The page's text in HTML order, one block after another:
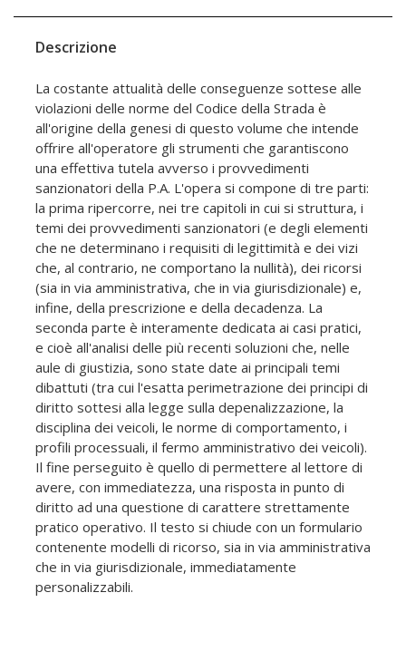
Descrizione
La costante attualità delle conseguenze sottese alle
violazioni delle norme del Codice della Strada è
all'origine della genesi di questo volume che intende
offrire all'operatore gli strumenti che garantiscono
una effettiva tutela avverso i provvedimenti
sanzionatori della P.A. L'opera si compone di tre parti:
la prima ripercorre, nei tre capitoli in cui si struttura, i
temi dei provvedimenti sanzionatori (e degli elementi
che ne determinano i requisiti di legittimità e dei vizi
che, al contrario, ne comportano la nullità), dei ricorsi
(sia in via amministrativa, che in via giurisdizionale) e,
infine, della prescrizione e della decadenza. La
seconda parte è interamente dedicata ai casi pratici,
e cioè all'analisi delle più recenti soluzioni che, nelle
aule di giustizia, sono state date ai principali temi
dibattuti (tra cui l'esatta perimetrazione dei principi di
diritto sottesi alla legge sulla depenalizzazione, la
disciplina dei veicoli, le norme di comportamento, i
profili processuali, il fermo amministrativo dei veicoli).
Il fine perseguito è quello di permettere al lettore di
avere, con immediatezza, una risposta in punto di
diritto ad una questione di carattere strettamente
pratico operativo. Il testo si chiude con un formulario
contenente modelli di ricorso, sia in via amministrativa
che in via giurisdizionale, immediatamente
personalizzabili.